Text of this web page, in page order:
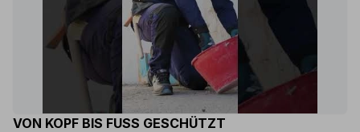
VON KOPF BIS FUSS GESCHÜTZT